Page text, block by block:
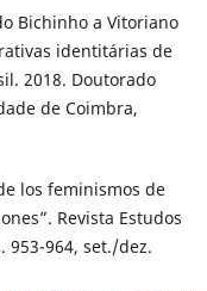
Bichinho a Vitoriano
identitárias de
2018. Doutorado
de Coimbra,
los feminismos de
Revista Estudos
953-964, set./dez.